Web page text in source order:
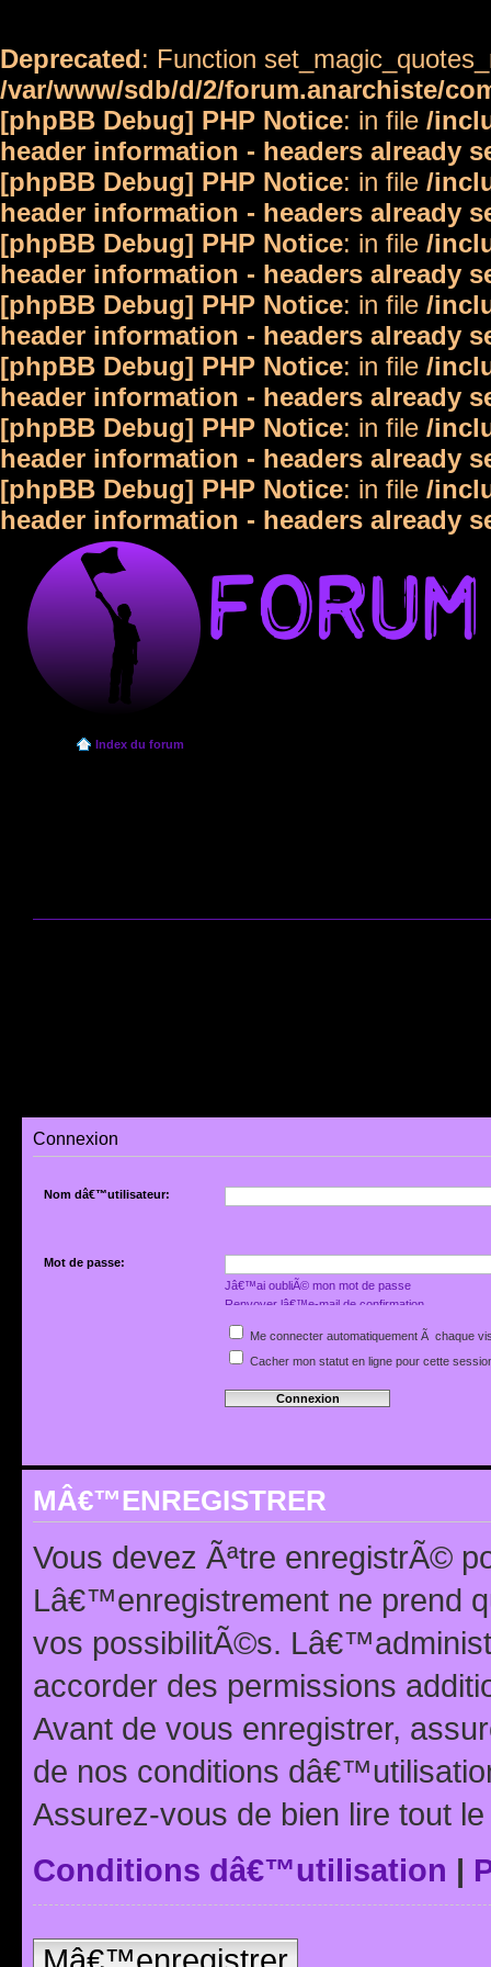
Deprecated: Function
/var/www/sdb/d/2/forum.anarchiste/
[phpBB Debug] PHP Notice: in file /
header information - headers already
[phpBB Debug] PHP Notice: in file /
header information - headers already
[phpBB Debug] PHP Notice: in file /
header information - headers already
[phpBB Debug] PHP Notice: in file /
header information - headers already
[phpBB Debug] PHP Notice: in file /
header information - headers already
[phpBB Debug] PHP Notice: in file /
header information - headers already
[phpBB Debug] PHP Notice: in file /
header information - headers already
Index du forum
Connexion
Nom dâ€™utilisateur:
Mot de passe:
Jâ€™ai oubliÃ© mon mot de passe
Renvoyer lâ€™e-mail de confirmation
Me connecter automatiquement Ã chaque
Cacher mon statut en ligne pour cette
MÂ€™ENREGISTRER
Vous devez Ãªtre enregistrÃ©
Lâ€™enregistrement ne prend
vos possibilitÃ©s.
accorder des permissions
Avant de vous enregistrer,
de nos conditions
Assurez-vous de bien lire tout
Conditions dâ€™utilisation |
Mâ€™enregistrer